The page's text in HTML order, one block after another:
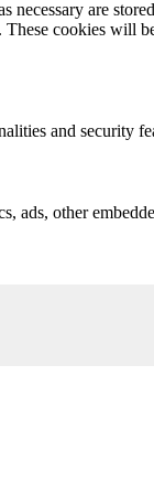
are
These cookies will
and security
other